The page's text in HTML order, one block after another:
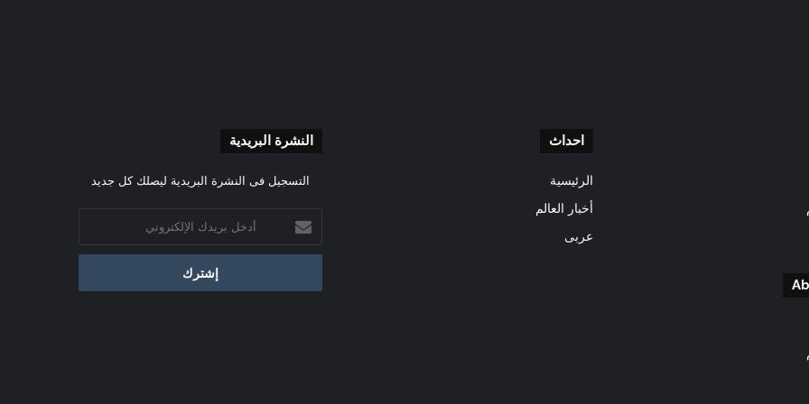
احداث
الرئيسية
أخبار العالم
عربى
النشرة البريدية
التسجيل فى النشرة البريدية ليصلك كل جديد
بريدك
الإلكتروني